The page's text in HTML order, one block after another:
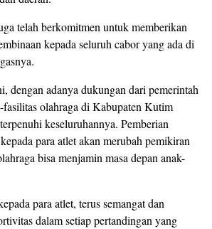
telah berkomitmen untuk memberikan
kepada seluruh cabor yang ada di
dengan adanya dukungan dari pemerintah
fasilitas olahraga di Kabupaten Kutim
keseluruhannya. Pemberian
para atlet akan merubah pemikiran
bisa menjamin masa depan anak-
para atlet, terus semangat dan
dalam setiap pertandingan yang